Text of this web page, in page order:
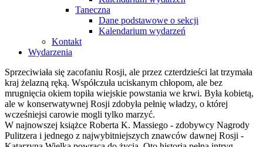
Taneczna
Dane podstawowe o sekcji
Kalendarium wydarzeń
Kontakt
Wydarzenia
Sprzeciwiała się zacofaniu Rosji, ale przez czterdzieści lat trzymała
kraj żelazną ręką. Współczuła uciskanym chłopom, ale bez
mrugnięcia okiem topiła wiejskie powstania we krwi. Była kobietą,
ale w konserwatywnej Rosji zdobyła pełnię władzy, o której
wcześniejsi carowie mogli tylko marzyć.
W najnowszej książce Roberta K. Massiego - zdobywcy Nagrody
Pulitzera i jednego z najwybitniejszych znawców dawnej Rosji -